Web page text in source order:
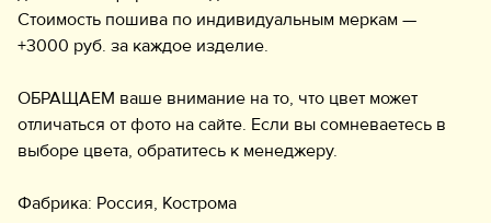
Стоимость пошива по индивидуальным меркам —
+3000 руб. за каждое изделие.
ОБРАЩАЕМ ваше внимание на то, что цвет может
отличаться от фото на сайте. Если вы сомневаетесь в
выборе цвета, обратитесь к менеджеру.
Фабрика: Россия, Кострома